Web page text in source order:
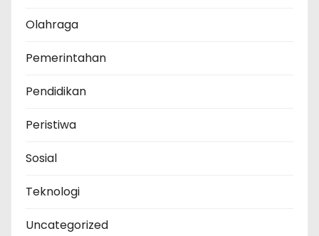
Olahraga
Pemerintahan
Pendidikan
Peristiwa
Sosial
Teknologi
Uncategorized